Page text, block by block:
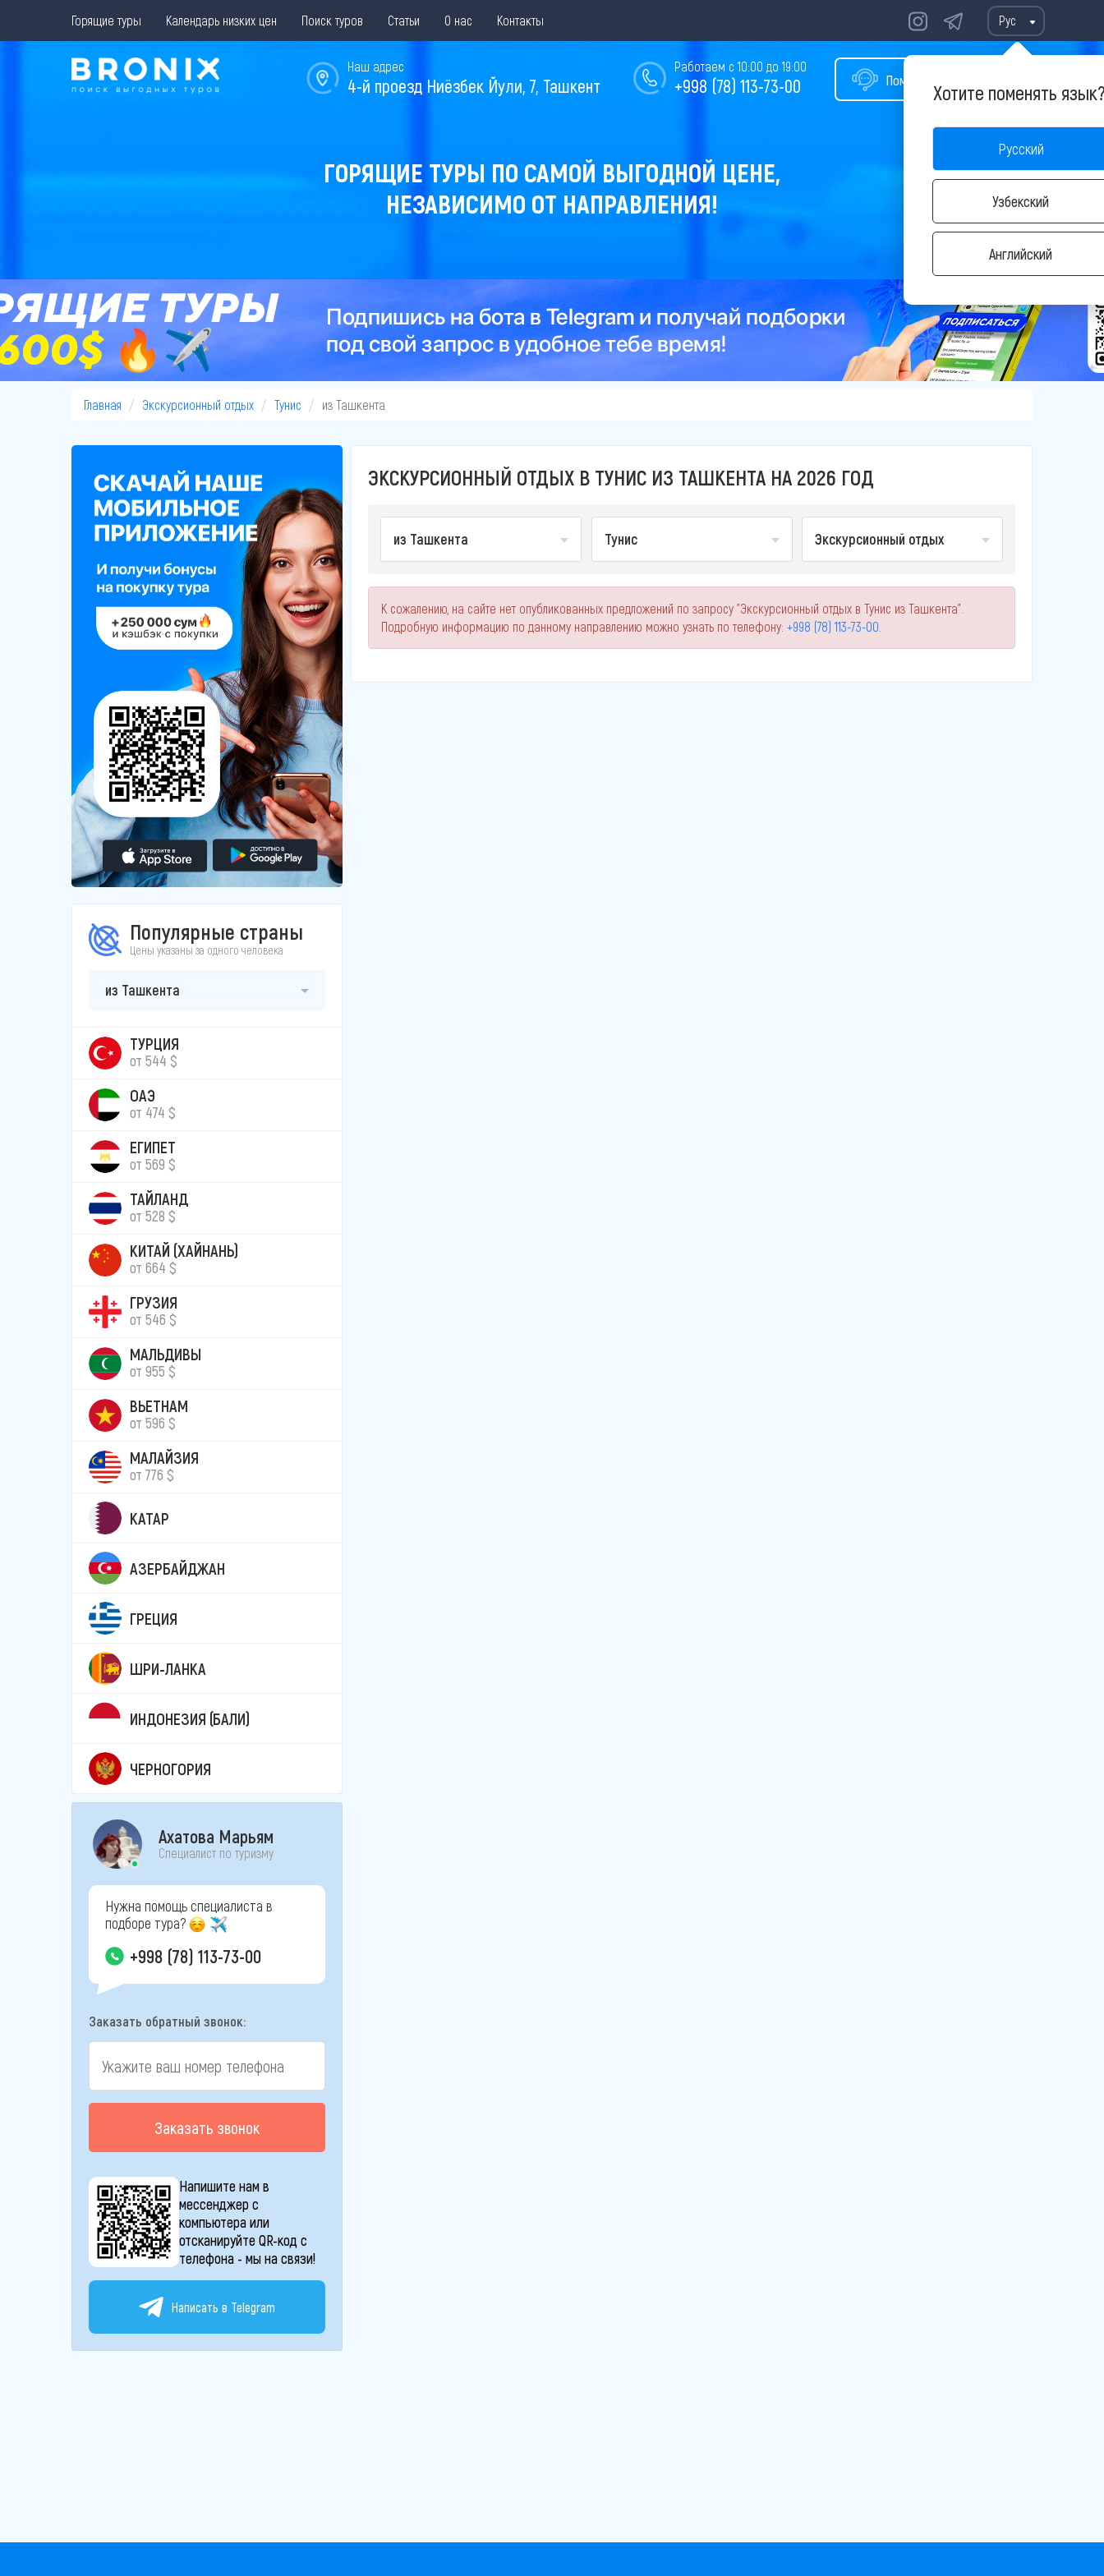
Горящие туры Календарь низких цен Поиск туров Статьи О нас Контакты Рус
Хотите поменять
Русский
Узбекский
Английский
Помощь в подборе тура
Работаем с 10:00 до 19:00
+998 (78) 113-73-00
Наш адрес
4-й проезд Ниёзбек Йули, 7, Ташкент
ГОРЯЩИЕ ТУРЫ ПО САМОЙ ВЫГОДНОЙ ЦЕНЕ,
НЕЗАВИСИМО ОТ НАПРАВЛЕНИЯ!
Главная Экскурсионный отдых Тунис из Ташкента
Популярные страны
Цены указаны за одного человека
из Ташкента
ТУРЦИЯ
от 544 $
ОАЭ
от 474 $
ЕГИПЕТ
от 569 $
ТАЙЛАНД
от 528 $
КИТАЙ (ХАЙНАНЬ)
от 664 $
ГРУЗИЯ
от 546 $
МАЛЬДИВЫ
от 955 $
ВЬЕТНАМ
от 596 $
МАЛАЙЗИЯ
от 776 $
КАТАР
АЗЕРБАЙДЖАН
ГРЕЦИЯ
ШРИ-ЛАНКА
ИНДОНЕЗИЯ (БАЛИ)
ЧЕРНОГОРИЯ
Ахатова Марьям
Специалист по туризму
Нужна помощь специалиста в
подборе тура?
+998 (78) 113-73-00
Заказать обратный звонок:
Заказать звонок
Напишите нам в
мессенджер с
компьютера или
отсканируйте QR-код с
телефона - мы на связи!
Написать в Telegram
ЭКСКУРСИОННЫЙ ОТДЫХ В ТУНИС ИЗ ТАШКЕНТА НА 2026 ГОД
из Ташкента Тунис Экскурсионный отдых
К сожалению, на сайте нет опубликованных предложений по запросу "Экскурсионный отдых в Тунис из Ташкента".
Подробную информацию по данному направлению можно узнать по телефону: +998 (78) 113-73-00